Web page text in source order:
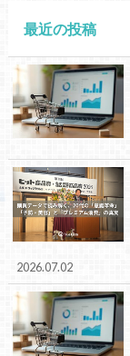
最近の投稿
2026.07.02